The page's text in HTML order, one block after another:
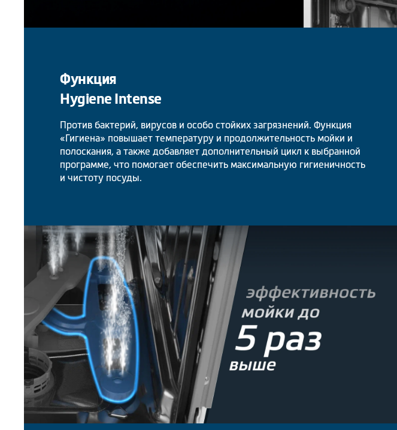
Функция
Hygiene Intense
Против бактерий, вирусов и особо стойких загрязнений. Функция
«Гигиена» повышает температуру и продолжительность мойки и
полоскания, а также добавляет дополнительный цикл к выбранной
программе, что помогает обеспечить максимальную гигиеничность
и чистоту посуды.